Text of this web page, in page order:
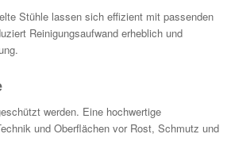
Stühle lassen sich effizient mit passenden
Reinigungsaufwand erheblich und
werden. Eine hochwertige
und Oberflächen vor Rost, Schmutz und